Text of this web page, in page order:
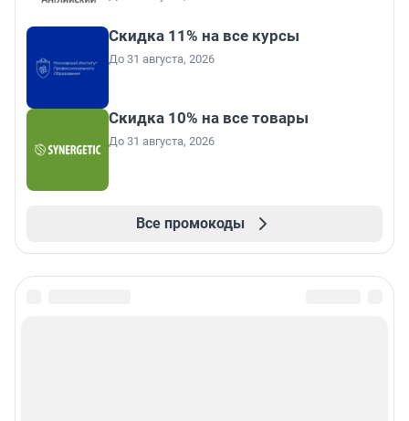
Скидка 11% на все курсы
До 31 августа, 2026
Скидка 10% на все товары
До 31 августа, 2026
Все промокоды